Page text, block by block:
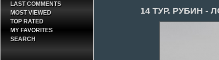
LAST COMMENTS
MOST VIEWED
TOP RATED
MY FAVORITES
SEARCH
14 ТУР. РУБИН -